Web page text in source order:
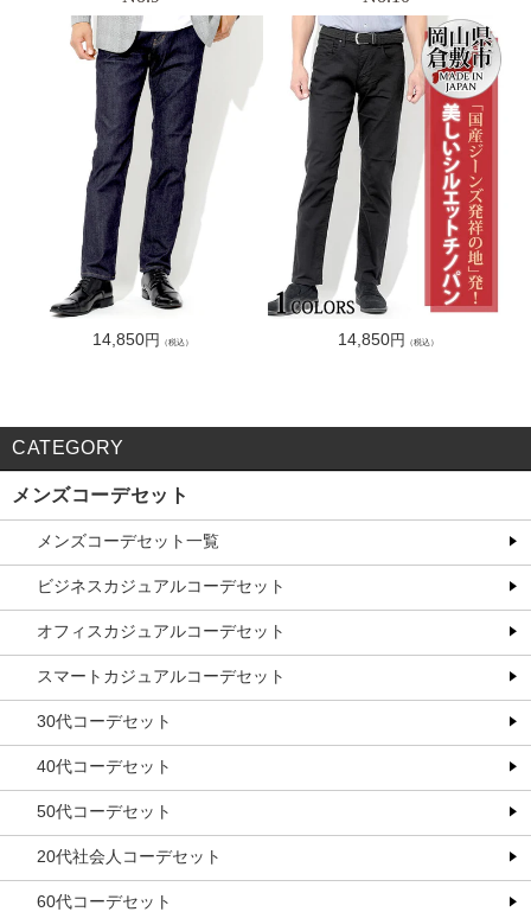
格
格
通
14,850円 （税込）
通
14,850円 （税込）
CATEGORY
メンズコーデセット
メンズコーデセット一覧
ビジネスカジュアルコーデセット
オフィスカジュアルコーデセット
スマートカジュアルコーデセット
30代コーデセット
40代コーデセット
50代コーデセット
20代社会人コーデセット
60代コーデセット